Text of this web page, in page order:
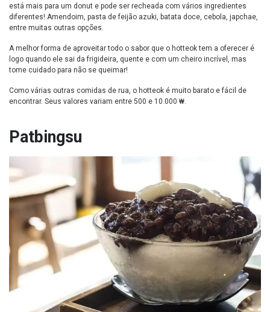
está mais para um donut e pode ser recheada com vários ingredientes
diferentes! Amendoim, pasta de feijão azuki, batata doce, cebola, japchae,
entre muitas outras opções.
A melhor forma de aproveitar todo o sabor que o hotteok tem a oferecer é
logo quando ele sai da frigideira, quente e com um cheiro incrível, mas
tome cuidado para não se queimar!
Como várias outras comidas de rua, o hotteok é muito barato e fácil de
encontrar. Seus valores variam entre 500 e 10.000 ₩.
Patbingsu